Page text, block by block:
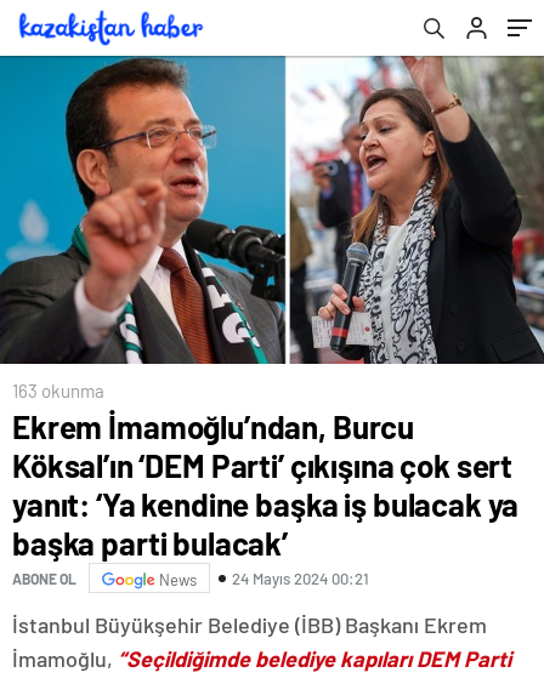
başka iş bulacak ya başka parti bulacak’
163 okunma
Ekrem İmamoğlu’ndan, Burcu
Köksal’ın ‘DEM Parti’ çıkışına çok sert
yanıt: ‘Ya kendine başka iş bulacak ya
başka parti bulacak’
ABONE OL News 24 Mayıs 2024 00:21
İstanbul Büyükşehir Belediye (İBB) Başkanı Ekrem
İmamoğlu, “Seçildiğimde belediye kapıları DEM Parti